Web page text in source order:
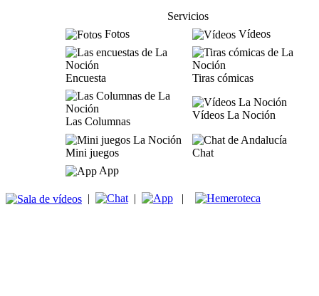
Servicios
Fotos
Vídeos
Encuesta Tiras cómicas
Las Columnas
Vídeos La Noción
Mini juegos
Chat
App
| | |